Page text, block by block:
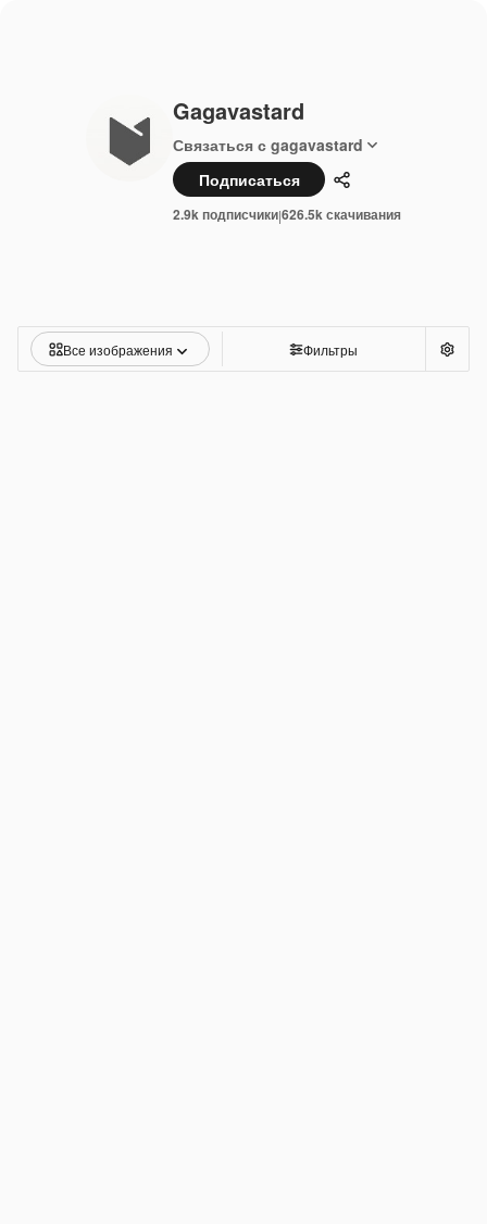
Gagavastard
Связаться с gagavastard
Подписаться
Поделиться
2.9k подписчики|626.5k скачивания
Все изображения Фильтры